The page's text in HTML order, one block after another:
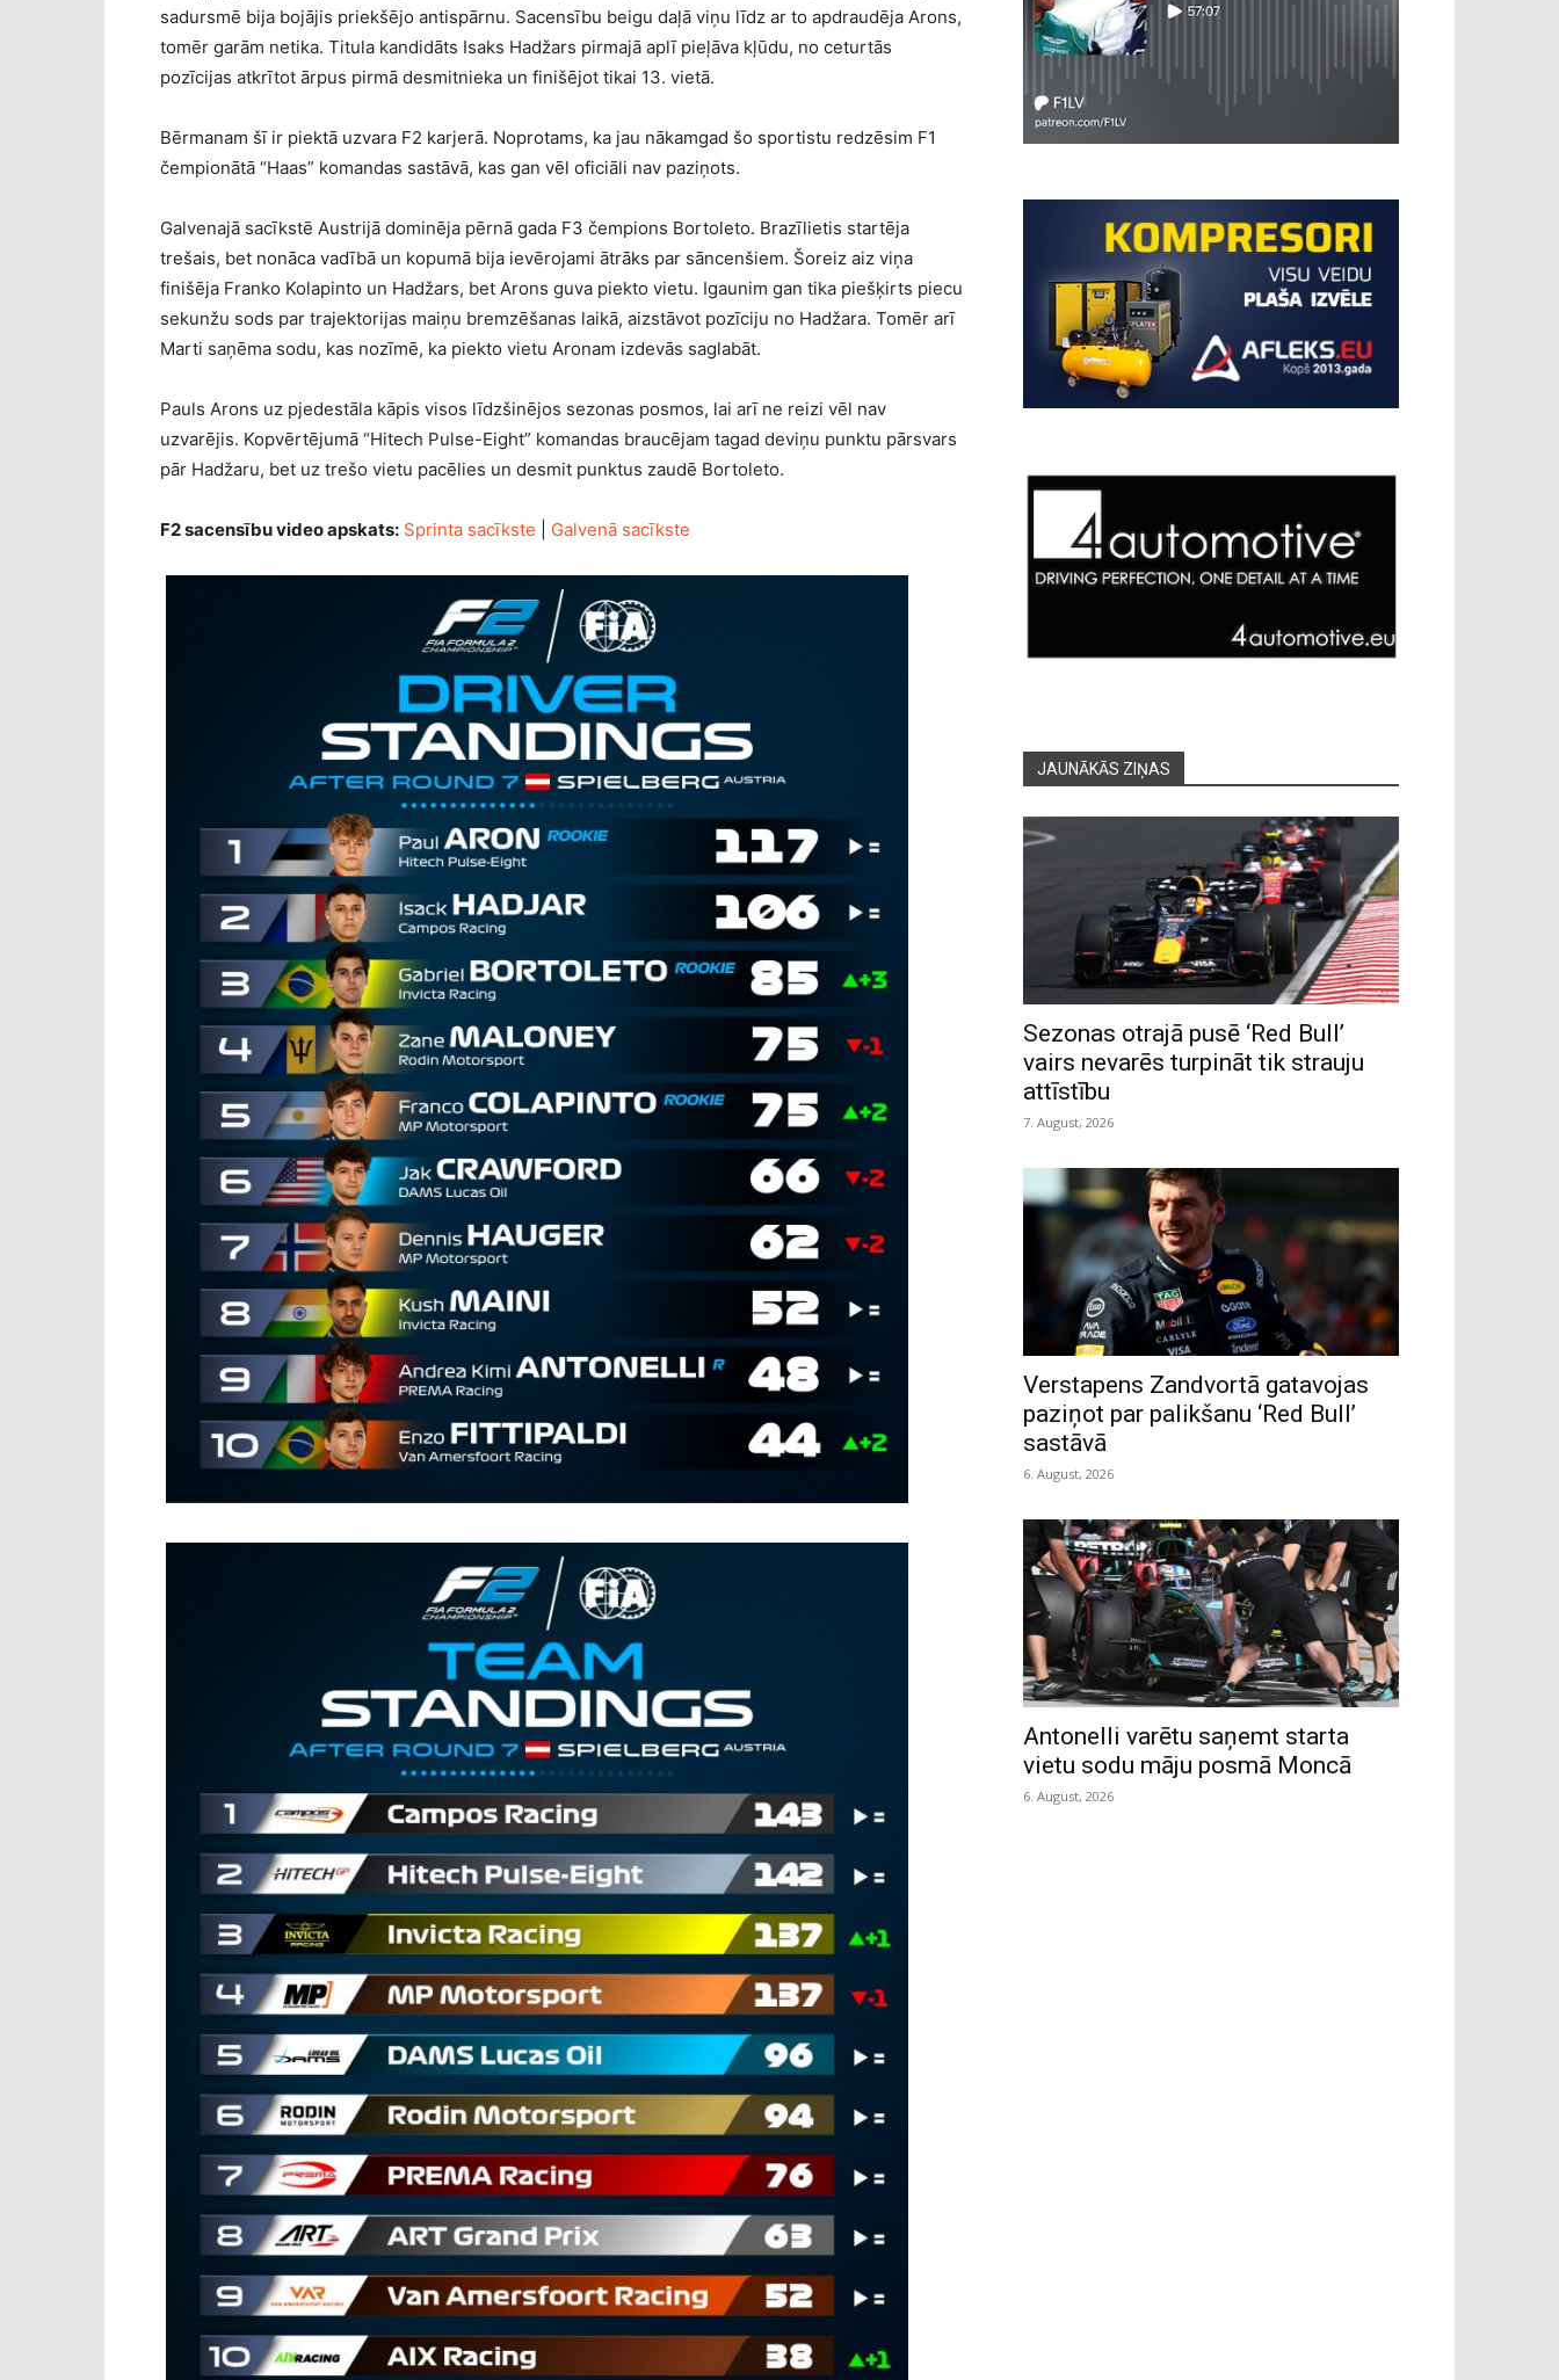
sadursmē bija bojājis priekšējo antispārnu. Sacensību beigu daļā viņu līdz ar to apdraudēja Arons,
tomēr garām netika. Titula kandidāts Isaks Hadžars pirmajā aplī pieļāva kļūdu, no ceturtās
pozīcijas atkrītot ārpus pirmā desmitnieka un finišējot tikai 13. vietā.
Bērmanam šī ir piektā uzvara F2 karjerā. Noprotams, ka jau nākamgad šo sportistu redzēsim F1
čempionātā “Haas” komandas sastāvā, kas gan vēl oficiāli nav paziņots.
Galvenajā sacīkstē Austrijā dominēja pērnā gada F3 čempions Bortoleto. Brazīlietis startēja
trešais, bet nonāca vadībā un kopumā bija ievērojami ātrāks par sāncenšiem. Šoreiz aiz viņa
finišēja Franko Kolapinto un Hadžars, bet Arons guva piekto vietu. Igaunim gan tika piešķirts piecu
sekunžu sods par trajektorijas maiņu bremzēšanas laikā, aizstāvot pozīciju no Hadžara. Tomēr arī
Marti saņēma sodu, kas nozīmē, ka piekto vietu Aronam izdevās saglabāt.
Pauls Arons uz pjedestāla kāpis visos līdzšinējos sezonas posmos, lai arī ne reizi vēl nav
uzvarējis. Kopvērtējumā “Hitech Pulse-Eight” komandas braucējam tagad deviņu punktu pārsvars
pār Hadžaru, bet uz trešo vietu pacēlies un desmit punktus zaudē Bortoleto.
F2 sacensību video apskats: Sprinta sacīkste Galvenā sacīkste
JAUNĀKĀS ZIŅAS
Sezonas otrajā pusē ‘Red Bull’
vairs nevarēs turpināt tik strauju
attīstību
7. August, 2026
Verstapens Zandvortā gatavojas
paziņot par palikšanu ‘Red Bull’
sastāvā
6. August, 2026
Antonelli varētu saņemt starta
vietu sodu māju posmā Moncā
6. August, 2026